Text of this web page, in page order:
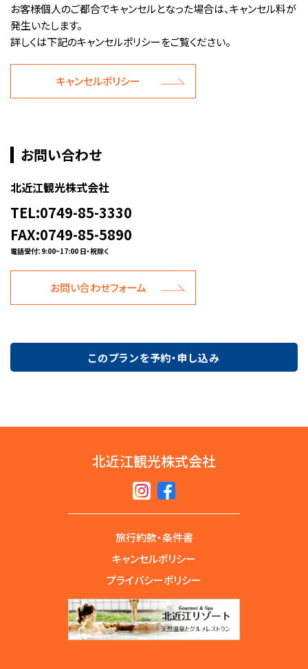
お客様個人のご都合でキャンセルとなった場合は、キャンセル料が
発生いたします。
詳しくは下記のキャンセルポリシーをご覧ください。
キャンセルポリシー
お問い合わせ
北近江観光株式会社
TEL:0749-85-3330
FAX:0749-85-5890
電話受付：9:00~17:00 日・祝除く
お問い合わせフォーム
このプランを予約・申し込み
北近江観光株式会社
旅行約款・条件書
キャンセルポリシー
プライバシーポリシー